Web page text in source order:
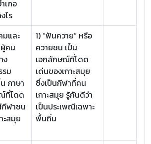
เภอ
ไร
และ
คน
ง
ม
ภาษา
ที่โดด
กีฬาชน
ะสมุย
1) “ฟันควาย” หรือ
ควายชน เป็น
เอกลักษณ์ที่โดด
เด่นของเกาะสมุย
ซึ่งเป็นกีฬาที่คน
เกาะสมุย รู้กันดีว่า
เป็นประเพณีเฉพาะ
พื้นถิ่น